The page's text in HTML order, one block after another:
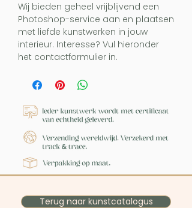
Wij bieden geheel vrijblijvend een
Photoshop-service aan en plaatsen
met liefde kunstwerken in jouw
interieur. Interesse? Vul hieronder
het contactformulier in.
Terug naar kunstcatalogus